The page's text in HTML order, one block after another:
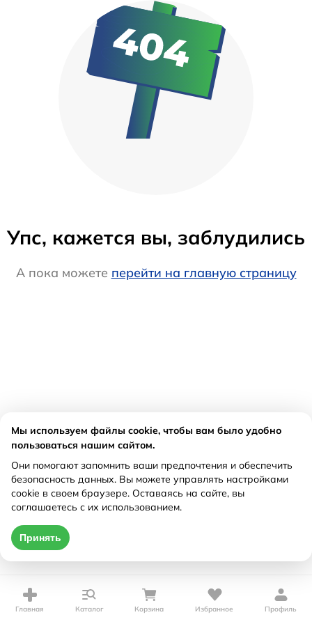
Упс, кажется вы, заблудились
А пока можете перейти на главную страницу
Главная Каталог Корзина Избранное Профиль
Мы используем файлы cookie, чтобы вам было удобно
пользоваться нашим сайтом.
Они помогают запомнить ваши предпочтения и обеспечить
безопасность данных. Вы можете управлять настройками
cookie в своем браузере. Оставаясь на сайте, вы
соглашаетесь с их использованием.
Принять